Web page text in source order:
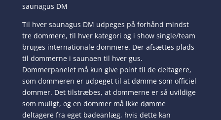
saunagus DM
Til hver saunagus DM udpeges på forhånd mindst
tre dommere, til hver kategori og i show single/team
bruges internationale dommere. Der afsættes plads
til dommerne i saunaen til hver gus.
Dommerpanelet må kun give point til de deltagere,
som dommeren er udpeget til at dømme som officiel
dommer. Det tilstræbes, at dommerne er så uvildige
som muligt, og en dommer må ikke dømme
deltagere fra eget badeanlæg, hvis dette kan